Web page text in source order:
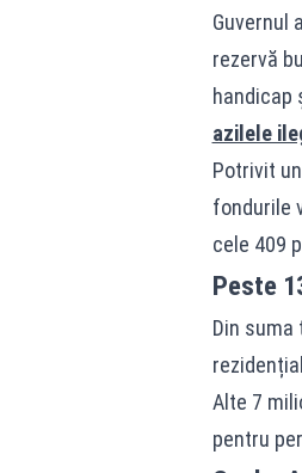
Guvernul
rezervă
handicap
azilele
Potrivit
fondurile
cele 409
Peste
Din
Alte 7
pentru